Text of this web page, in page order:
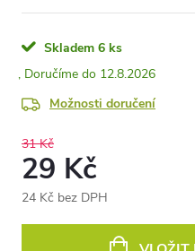
Skladem 6 ks
12.8.2026
Možnosti doručení
31 Kč
29 Kč
24 Kč bez DPH